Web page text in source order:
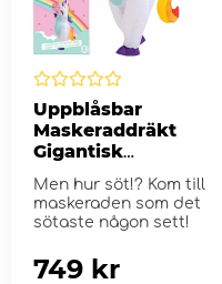
Uppblåsbar
Maskeraddräkt
Gigantisk
Men hur söt!? Kom till
maskeraden som det
sötaste någon sett!
749 kr